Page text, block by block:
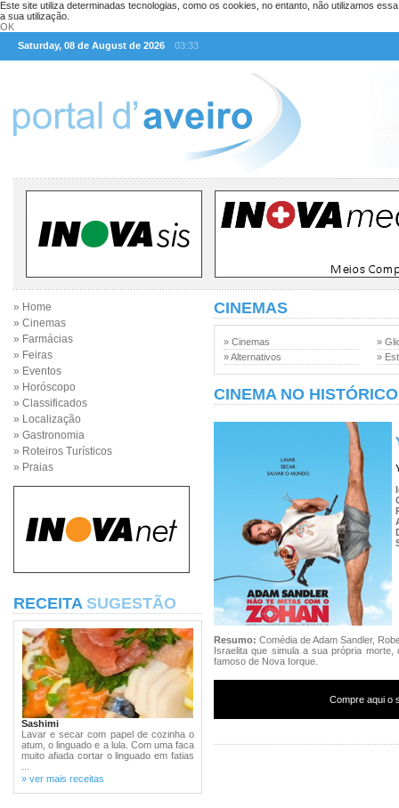
Este site utiliza determinadas tecnologias, como os cookies, no entanto, não utilizamos
a sua utilização.
OK
Saturday, 08 de August de 2026
03:33
» Home
» Cinemas
» Farmácias
» Feiras
» Eventos
» Horóscopo
» Classificados
» Localização
» Gastronomia
» Roteiros Turísticos
» Praias
RECEITA SUGESTÃO
Sashimi
Lavar e secar com papel de cozinha o
atum, o linguado e a lula. Com uma faca
muito afiada cortar o linguado em fatias
» ver mais receitas
CINEMAS
» Cinemas
» Alternativos
»
»
CINEMA NO HISTÓRICO
Resumo:Comédia de Adam Sandler,
Israelita que simula a sua própria
famoso de Nova Iorque.
Compre aqui o